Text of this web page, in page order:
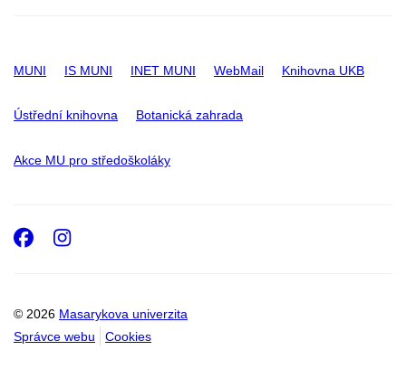
MUNI IS MUNI INET MUNI WebMail Knihovna UKB
Ústřední knihovna Botanická zahrada
Akce MU pro středoškoláky
© 2026 Masarykova univerzita
Správce webu
Cookies
Facebook
Instagram